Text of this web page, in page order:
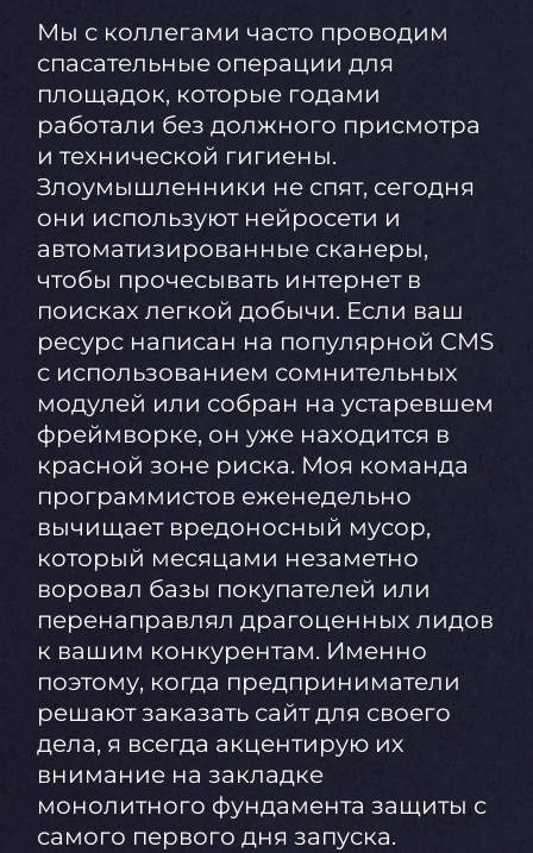
Мы с коллегами часто проводим
спасательные операции для
площадок, которые годами
работали без должного присмотра
и технической гигиены.
Злоумышленники не спят, сегодня
они используют нейросети и
автоматизированные сканеры,
чтобы прочесывать интернет в
поисках легкой добычи. Если ваш
ресурс написан на популярной CMS
с использованием сомнительных
модулей или собран на устаревшем
фреймворке, он уже находится в
красной зоне риска. Моя команда
программистов еженедельно
вычищает вредоносный мусор,
который месяцами незаметно
воровал базы покупателей или
перенаправлял драгоценных лидов
к вашим конкурентам. Именно
поэтому, когда предприниматели
решают заказать сайт для своего
дела, я всегда акцентирую их
внимание на закладке
монолитного фундамента защиты с
самого первого дня запуска.